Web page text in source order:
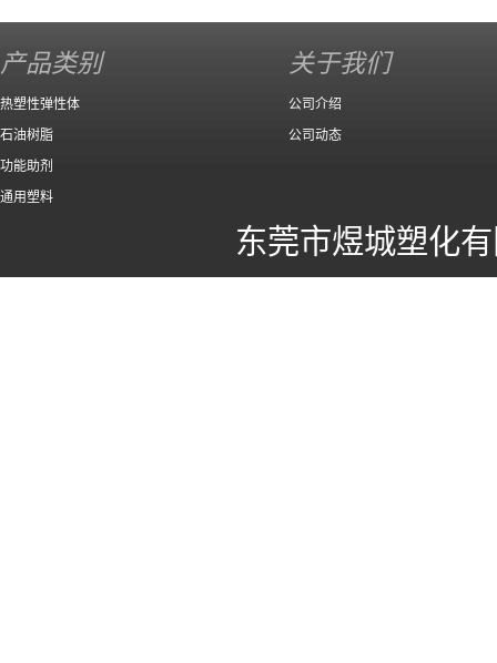
产品类别
热塑性弹性体
石油树脂
功能助剂
通用塑料
关于我们
公司介绍
公司动态
东莞市煜城塑化